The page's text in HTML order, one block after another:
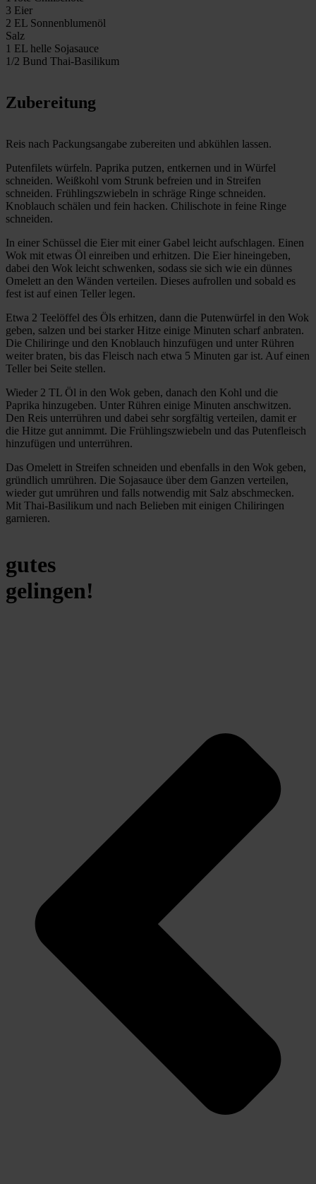
3 Eier
2 EL Sonnenblumenöl
Salz
1 EL helle Sojasauce
1/2 Bund Thai-Basilikum
Zubereitung
Reis nach Packungsangabe zubereiten und abkühlen lassen.
Putenfilets würfeln. Paprika putzen, entkernen und in Würfel
schneiden. Weißkohl vom Strunk befreien und in Streifen
schneiden. Frühlingszwiebeln in schräge Ringe schneiden.
Knoblauch schälen und fein hacken. Chilischote in feine Ringe
schneiden.
In einer Schüssel die Eier mit einer Gabel leicht aufschlagen. Einen
Wok mit etwas Öl einreiben und erhitzen. Die Eier hineingeben,
dabei den Wok leicht schwenken, sodass sie sich wie ein dünnes
Omelett an den Wänden verteilen. Dieses aufrollen und sobald es
fest ist auf einen Teller legen.
Etwa 2 Teelöffel des Öls erhitzen, dann die Putenwürfel in den Wok
geben, salzen und bei starker Hitze einige Minuten scharf anbraten.
Die Chiliringe und den Knoblauch hinzufügen und unter Rühren
weiter braten, bis das Fleisch nach etwa 5 Minuten gar ist. Auf einen
Teller bei Seite stellen.
Wieder 2 TL Öl in den Wok geben, danach den Kohl und die
Paprika hinzugeben. Unter Rühren einige Minuten anschwitzen.
Den Reis unterrühren und dabei sehr sorgfältig verteilen, damit er
die Hitze gut annimmt. Die Frühlingszwiebeln und das Putenfleisch
hinzufügen und unterrühren.
Das Omelett in Streifen schneiden und ebenfalls in den Wok geben,
gründlich umrühren. Die Sojasauce über dem Ganzen verteilen,
wieder gut umrühren und falls notwendig mit Salz abschmecken.
Mit Thai-Basilikum und nach Belieben mit einigen Chiliringen
garnieren.
gutes
gelingen!